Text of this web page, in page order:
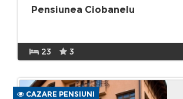
Pensiunea Ciobanelu
23 3
CAZARE PENSIUNI